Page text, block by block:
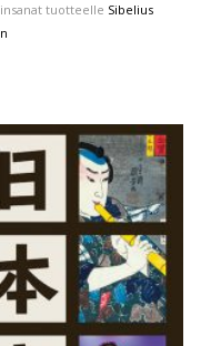
tuotteelle Sibelius